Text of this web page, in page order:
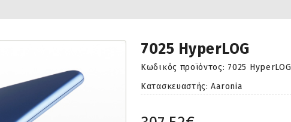
7025 HyperLOG
Κωδικός προϊόντος: 7025 HyperLOG
Κατασκευαστής: Aaronia